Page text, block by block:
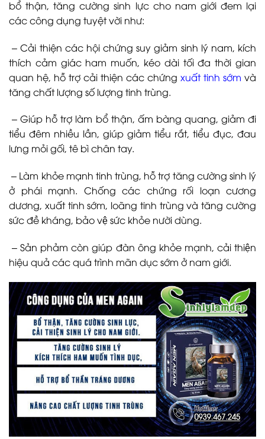
bổ thận, tăng cường sinh lực cho nam giới đem lại
các công dụng tuyệt vời như:
– Cải thiện các hội chứng suy giảm sinh lý nam, kích
thích cảm giác ham muốn, kéo dài tối đa thời gian
quan hệ, hỗ trợ cải thiện các chứng xuất tinh sớm và
tăng chất lượng số lượng tinh trùng.
– Giúp hỗ trợ làm bổ thận, ấm bàng quang, giảm đi
tiểu đêm nhiều lần, giúp giảm tiểu rắt, tiểu đục, đau
lưng mỏi gối, tê bì chân tay.
– Làm khỏe mạnh tinh trùng, hỗ trợ tăng cường sinh lý
ở phái mạnh. Chống các chứng rối loạn cương
dương, xuất tinh sớm, loãng tinh trùng và tăng cường
sức đề kháng, bảo vệ sức khỏe nười dùng.
– Sản phảm còn giúp đàn ông khỏe mạnh, cải thiện
hiệu quả các quá trình mãn dục sớm ở nam giới.